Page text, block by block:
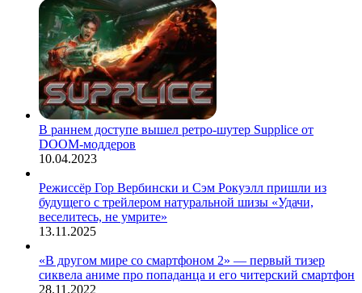
В раннем доступе вышел ретро-шутер Supplice от
DOOM-моддеров
10.04.2023
Режиссёр Гор Вербински и Сэм Рокуэлл пришли из
будущего с трейлером натуральной шизы «Удачи,
веселитесь, не умрите»
13.11.2025
«В другом мире со смартфоном 2» — первый тизер
сиквела аниме про попаданца и его читерский смартфон
28.11.2022